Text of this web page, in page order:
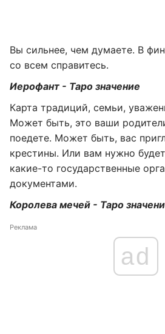
Вы сильнее, чем думаете. В
со всем справитесь.
Иерофант - Таро значение
Карта традиций, семьи,
Может быть, это ваши
поедете. Может быть, вас
крестины. Или вам нужно
какие-то государственные
документами.
Королева мечей - Таро
Реклама
ad